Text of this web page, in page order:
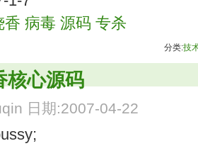
香 病毒 源码 专杀
分类:技
核心源码
日期:2007-04-22